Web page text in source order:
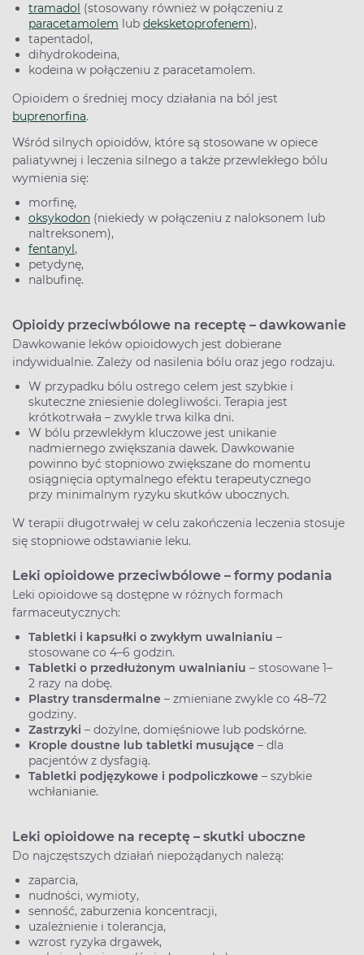
tramadol (stosowany również w połączeniu z
paracetamolem lub deksketoprofenem),
tapentadol,
dihydrokodeina,
kodeina w połączeniu z paracetamolem.
Opioidem o średniej mocy działania na ból jest
buprenorfina.
Wśród silnych opioidów, które są stosowane w opiece
paliatywnej i leczenia silnego a także przewlekłego bólu
wymienia się:
morfinę,
oksykodon (niekiedy w połączeniu z naloksonem lub
naltreksonem),
fentanyl,
petydynę,
nalbufinę.
Opioidy przeciwbólowe na receptę – dawkowanie
Dawkowanie leków opioidowych jest dobierane
indywidualnie. Zależy od nasilenia bólu oraz jego rodzaju.
W przypadku bólu ostrego celem jest szybkie i
skuteczne zniesienie dolegliwości. Terapia jest
krótkotrwała – zwykle trwa kilka dni.
W bólu przewlekłym kluczowe jest unikanie
nadmiernego zwiększania dawek. Dawkowanie
powinno być stopniowo zwiększane do momentu
osiągnięcia optymalnego efektu terapeutycznego
przy minimalnym ryzyku skutków ubocznych.
W terapii długotrwałej w celu zakończenia leczenia stosuje
się stopniowe odstawianie leku.
Leki opioidowe przeciwbólowe – formy podania
Leki opioidowe są dostępne w różnych formach
farmaceutycznych:
Tabletki i kapsułki o zwykłym uwalnianiu –
stosowane co 4–6 godzin.
Tabletki o przedłużonym uwalnianiu – stosowane 1–
2 razy na dobę.
Plastry transdermalne – zmieniane zwykle co 48–72
godziny.
Zastrzyki – dożylne, domięśniowe lub podskórne.
Krople doustne lub tabletki musujące – dla
pacjentów z dysfagią.
Tabletki podjęzykowe i podpoliczkowe – szybkie
wchłanianie.
Leki opioidowe na receptę – skutki uboczne
Do najczęstszych działań niepożądanych należą:
zaparcia,
nudności, wymioty,
senność, zaburzenia koncentracji,
uzależnienie i tolerancja,
wzrost ryzyka drgawek,